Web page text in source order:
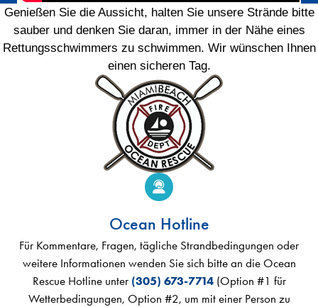
Genießen Sie die Aussicht, halten Sie unsere Strände bitte
sauber und denken Sie daran, immer in der Nähe eines
Rettungsschwimmers zu schwimmen. Wir wünschen Ihnen
einen sicheren Tag.
Ocean Hotline
Für Kommentare, Fragen, tägliche Strandbedingungen oder
weitere Informationen wenden Sie sich bitte an die Ocean
Rescue Hotline unter (305) 673-7714(Option #1 für
Wetterbedingungen, Option #2, um mit einer Person zu